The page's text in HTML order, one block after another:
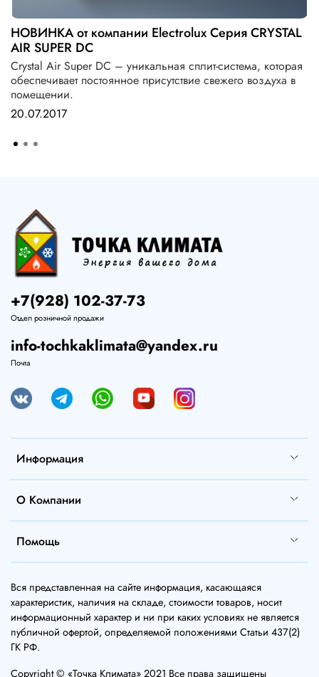
НОВИНКА от компании Electrolux Серия CRYSTAL
AIR SUPER DC
Crystal Air Super DC – уникальная сплит-система, которая
обеспечивает постоянное присутствие свежего воздуха в
помещении.
20.07.2017
Информация
О Компании
Помощь
+7(928) 102-37-73
Отдел розничной продажи
info-tochkaklimata@yandex.ru
Почта
Вся представленная на сайте информация, касающаяся
характеристик, наличия на складе, стоимости товаров, носит
информационный характер и ни при каких условиях не является
публичной офертой, определяемой положениями Статьи 437(2)
ГК РФ.
Copyright © «Точка Климата» 2021 Все права защищены